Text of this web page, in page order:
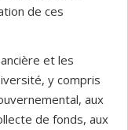
de ces
et les
y compris
aux
de fonds, aux